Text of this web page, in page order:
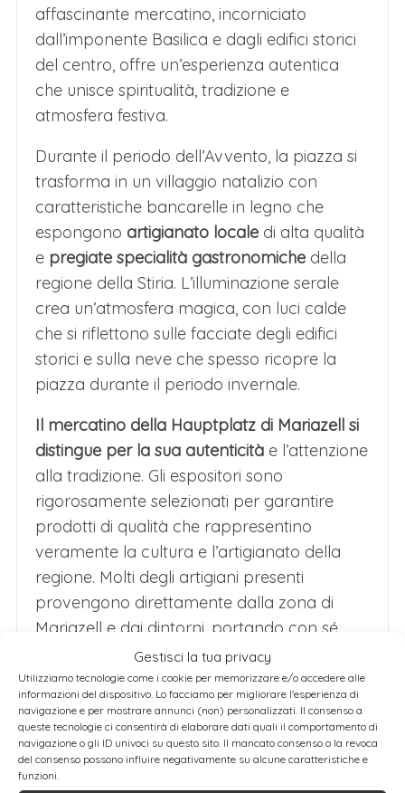
Gestisci la tua privacy
Utilizziamo tecnologie come i cookie per memorizzare e/o accedere alle
informazioni del dispositivo. Lo facciamo per migliorare l'esperienza di
navigazione e per mostrare annunci (non) personalizzati. Il consenso a
queste tecnologie ci consentirà di elaborare dati quali il comportamento di
navigazione o gli ID univoci su questo sito. Il mancato consenso o la revoca
del consenso possono influire negativamente su alcune caratteristiche e
funzioni.
affascinante mercatino, incorniciato
dall’imponente Basilica e dagli edifici storici
del centro, offre un’esperienza autentica
che unisce spiritualità, tradizione e
atmosfera festiva.
Durante il periodo dell’Avvento, la piazza si
trasforma in un villaggio natalizio con
caratteristiche bancarelle in legno che
espongono artigianato locale di alta qualità
e pregiate specialità gastronomiche della
regione della Stiria. L’illuminazione serale
crea un’atmosfera magica, con luci calde
che si riflettono sulle facciate degli edifici
storici e sulla neve che spesso ricopre la
piazza durante il periodo invernale.
Il mercatino della Hauptplatz di Mariazell si
distingue per la sua autenticità e l’attenzione
alla tradizione. Gli espositori sono
rigorosamente selezionati per garantire
prodotti di qualità che rappresentino
veramente la cultura e l’artigianato della
regione. Molti degli artigiani presenti
provengono direttamente dalla zona di
Mariazell e dai dintorni, portando con sé
conoscenze tramandate di generazione in
generazione.
La posizione centrale della piazza la rende il
punto di incontro principale per visitatori e
residenti durante il periodo natalizio. Dalla